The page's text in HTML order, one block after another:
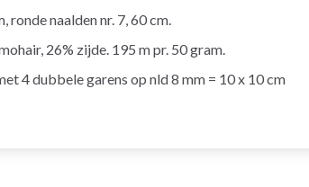
ronde naalden nr. 7, 60 cm.
26% zijde. 195 m pr. 50 gram.
4 dubbele garens op nld 8 mm = 10 x 10 cm